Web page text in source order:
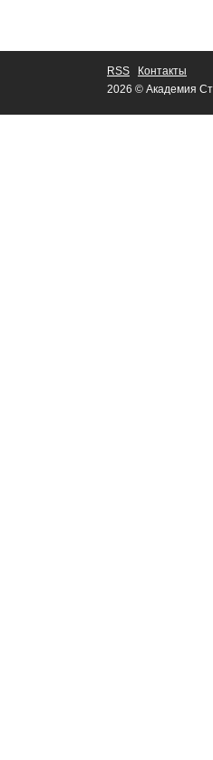
RSS
Контакты
2026 © Академия